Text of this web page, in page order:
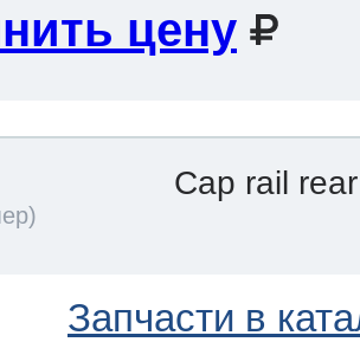
цену
Cap rail
Запчасти в